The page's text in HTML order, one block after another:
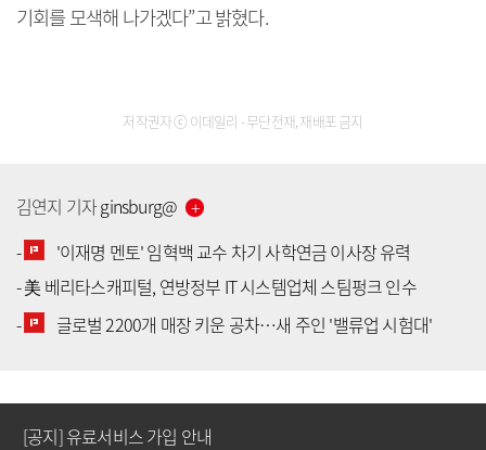
기회를 모색해 나가겠다”고 밝혔다.
저작권자 ⓒ 이데일리 - 무단전재, 재배포 금지
김연지 기자ginsburg@
-
'이재명 멘토' 임혁백 교수 차기 사학연금 이사장 유력
-美 베리타스캐피털, 연방정부 IT 시스템업체 스팀펑크 인수
-
글로벌 2200개 매장 키운 공차…새 주인 '밸류업 시험대'
[공지] 유료서비스 가입 안내
[공지] 유료서비스 가입 안내